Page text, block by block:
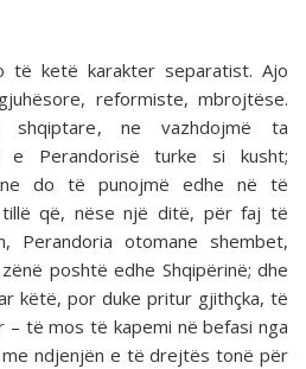
të ketë karakter separatist. Ajo
reformiste, mbrojtëse.
shqiptare, ne vazhdojmë ta
e Perandorisë turke si kusht;
do të punojmë edhe në të
që, nëse një ditë, për faj të
otomane shembet,
poshtë edhe Shqipërinë; dhe
këtë, por duke pritur gjithçka, të
– të mos të kapemi në befasi nga
ndjenjën e të drejtës tonë për